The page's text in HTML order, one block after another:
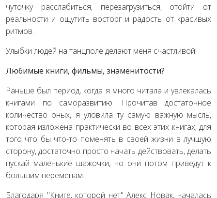
чуточку расслабиться, перезагрузиться, отойти от
реальности и ощутить восторг и радость от красивых
ритмов.
Улыбки людей на танцполе делают меня счастливой!
Любимые книги, фильмы, знаменитости?
Раньше был период, когда я много читала и увлекалась
книгами по саморазвитию. Прочитав достаточное
количество оных, я уловила ту самую важную мысль,
которая изложена практически во всех этих книгах, для
того что бы что-то поменять в своей жизни в лучшую
сторону, достаточно просто начать действовать, делать
пускай маленькие шажочки, но они потом приведут к
большим переменам.
Благодаря "Книге, которой нет" Алекс Новак, началась